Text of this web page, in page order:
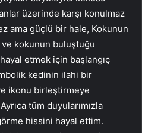
üzerinde karşı konulmaz
ama güçlü bir hale, Kokunun
ve kokunun buluştuğu
etmek için başlangıç
kedinin ilahi bir
ikonu birleştirmeye
tüm duyularımızla
hissini hayal ettim.